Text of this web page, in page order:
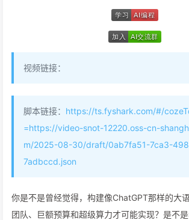
视频链接：
脚本链接： https://ts.fyshark.com/#/
=https://video-snot-12220.oss-cn-
m/2025-08-30/draft/0ab7fa51-7ca3-
7adbccd.json
你是不是曾经觉得，构建像ChatGPT那样的大
团队、巨额预算和超级算力才可能实现？是不